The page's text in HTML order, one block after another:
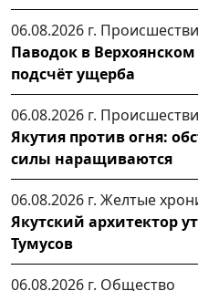
06.08.2026 г.
Паводок в
подсчёт ущерба
06.08.2026 г.
Якутия против огня:
силы наращиваются
06.08.2026 г. Желтые
Якутский архитектор
Тумусов
06.08.2026 г. Общество